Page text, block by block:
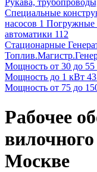
Рукава,
Специальные
насосов 1 Погружные
автоматики 112
Стационарные
Мощность от 30 до 55
Мощность до 1 кВт 43
Мощность от 75 до
Рабочее
Москве